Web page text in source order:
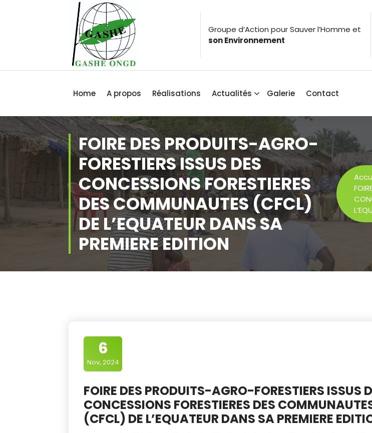
Groupe d’Action pour Sauver l’Homme et
son Environnement
Home A propos Réalisations Actualités Galerie Contact
FOIRE DES PRODUITS-AGRO-
FORESTIERS ISSUS DES
CONCESSIONS FORESTIERES
DES COMMUNAUTES (CFCL)
DE L’EQUATEUR DANS SA
PREMIERE EDITION
6
Nov, 2024
FOIRE DES PRODUITS-AGRO-FORESTIERS ISSUS
CONCESSIONS FORESTIERES DES
(CFCL) DE L’EQUATEUR DANS SA PREMIERE